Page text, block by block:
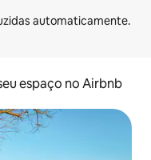
espaço no Airbnb